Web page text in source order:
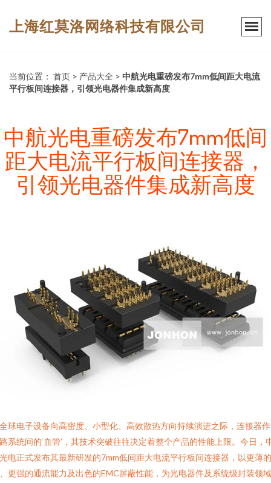
上海红莫洛网络科技有限公司
当前位置： 首页 > 产品大全 > 中航光电重磅发布7mm低间距大电流
平行板间连接器，引领光电器件集成新高度
中航光电重磅发布7mm低间
距大电流平行板间连接器，
引领光电器件集成新高度
球电子设备向高密度、小型化、高效散热方向持续演进之际，连接器
系统间的‘血管’，其技术突破往往决定着整个产品的性能上限。今日，
电正式发布其最新研发的7mm低间距大电流平行板间连接器，以更薄
更强的通流能力及出色的EMC屏蔽性能，为光电器件及系统级封装领